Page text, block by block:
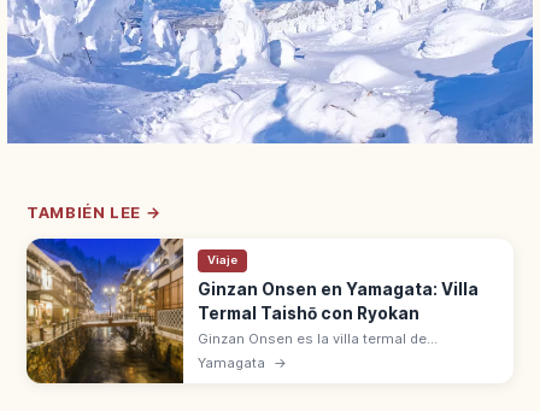
TAMBIÉN LEE →
Viaje
Ginzan Onsen en Yamagata: Villa
Termal Taishō con Ryokan
Ginzan Onsen es la villa termal de
Obanazawa (Yamagata) con ryokan de
madera junto al río Ginzan. Ambiente
Yamagata →